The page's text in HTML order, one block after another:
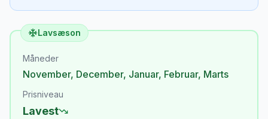
Lavsæson
Måneder
November, December, Januar, Februar, Marts
Prisniveau
Lavest